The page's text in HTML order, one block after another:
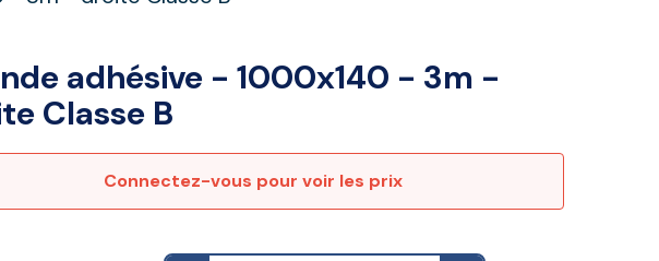
adhésive - 1000x140 - 3m -
Classe B
Connectez-vous pour voir les prix